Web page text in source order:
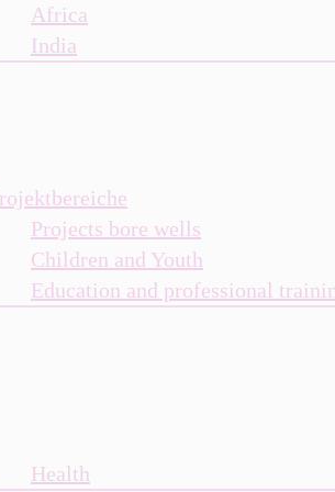
Africa
India
Projects bore wells
Children and Youth
Education and professional
Health